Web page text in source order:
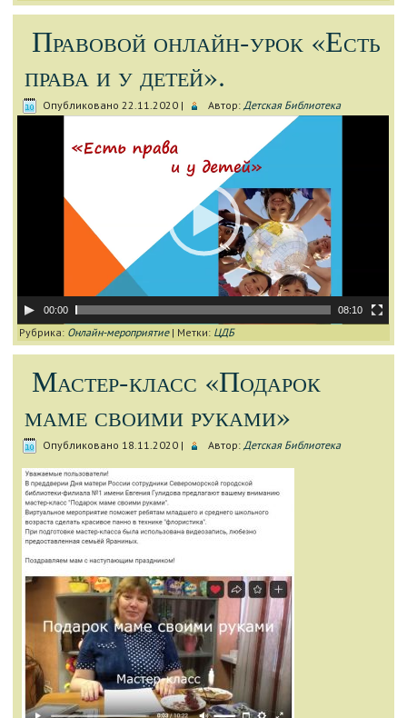
Правовой онлайн-урок «Есть
права и у детей».
Опубликовано 22.11.2020 | Автор: Детская Библиотека
00:00 08:10
Рубрика: Онлайн-мероприятие| Метки: ЦДБ
Мастер-класс «Подарок
маме своими руками»
Опубликовано 18.11.2020 | Автор: Детская Библиотека